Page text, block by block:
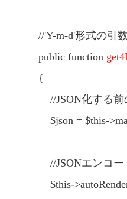
//'Y-m-d'形式の引
public function
{
//JSON化する前
$json = $this-
//JSONエンコー
$this-